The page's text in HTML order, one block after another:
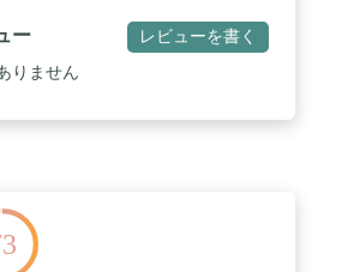
ー レビューを書く
りません